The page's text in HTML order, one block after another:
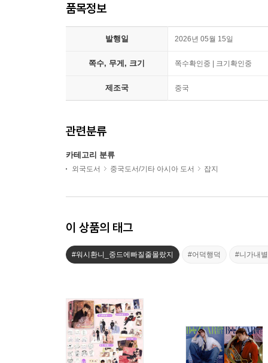
품목정보
발행일 2026년 05월 15일
쪽수, 무게, 크기 쪽수확인중 | 크기확인중
제조국 중국
관련분류
카테고리 분류
외국도서 중국도서/기타 아시아 도서 잡지
이 상품의 태그
#워시환니_중드에빠질줄몰랐지 #어덕행덕 #니가내